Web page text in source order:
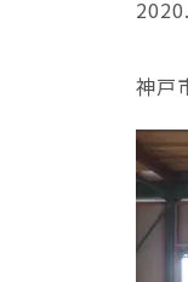
神戸